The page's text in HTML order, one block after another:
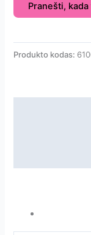
Pranešti,
Produkto kodas: